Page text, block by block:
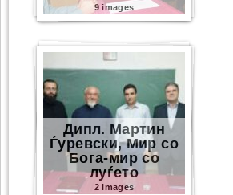
9 images
Дипл. Мартин
Ѓуревски, Мир со
Бога-мир со
луѓето
2 images